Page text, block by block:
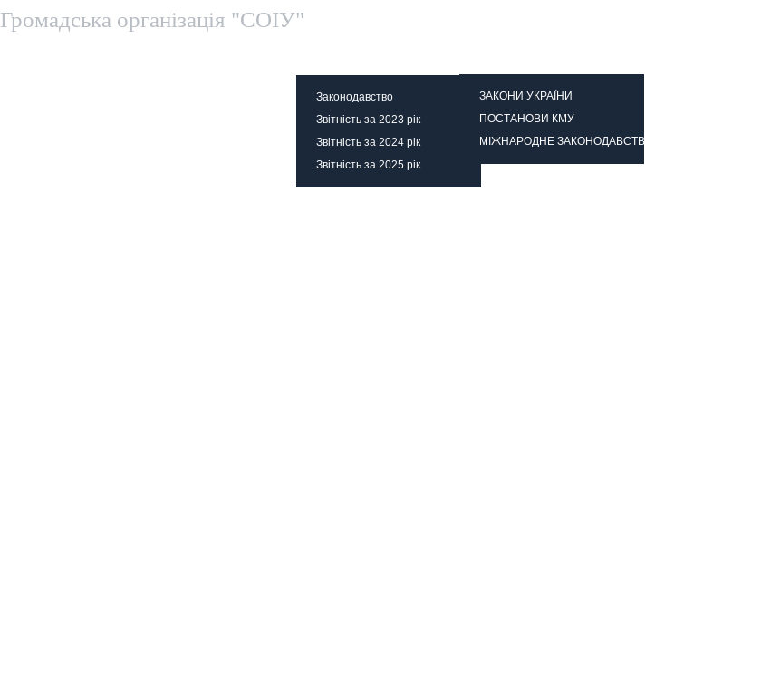
Громадська організація "СОІУ"
Законодавство
ЗАКОНИ УКРАЇНИ
ПОСТАНОВИ КМУ
МІЖНАРОДНЕ ЗАКОНОДАВСТВО
Звітність за 2023 рік
Звітність за 2024 рік
Звітність за 2025 рік